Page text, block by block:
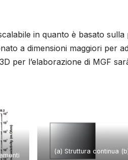
in quanto è basato
a dimensioni maggiori per
per l’elaborazione di MGF
(a) Struttura continua